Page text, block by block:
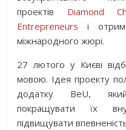
проектів Diamond
Entrepreneurs і
міжнародного жюрі.
27 лютого у Києві
мовою. Ідея проекту
додатку BeU,
покращувати їх
підвищувати